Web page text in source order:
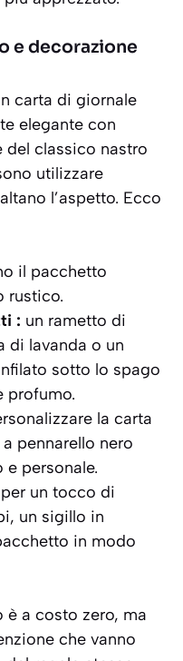
e decorazione
carta di giornale
elegante con
classico nastro
utilizzare
l’aspetto. Ecco
il pacchetto
rustico.
: un rametto di
di lavanda o un
sotto lo spago
profumo.
la carta
pennarello nero
personale.
per un tocco di
un sigillo in
in modo
a costo zero, ma
che vanno